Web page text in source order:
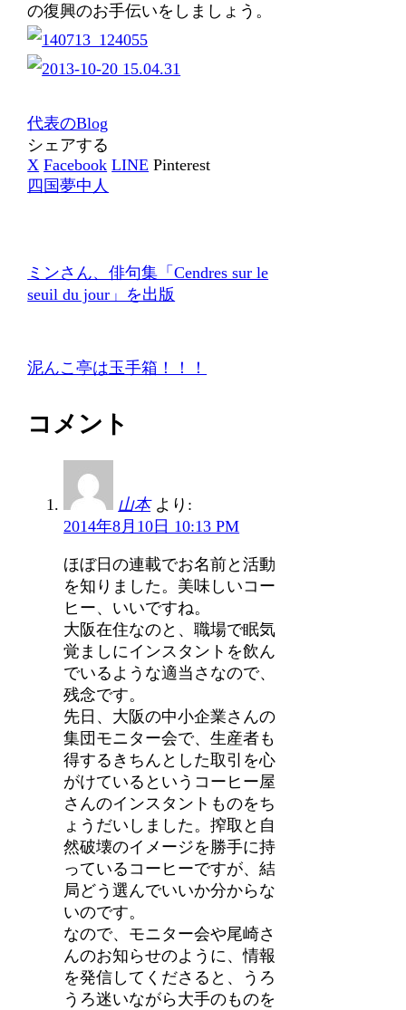
の復興のお手伝いをしましょう。
代表のBlog
シェアする
X Facebook LINE Pinterest
四国夢中人
ミンさん、俳句集「Cendres sur le
seuil du jour」を出版
泥んこ亭は玉手箱！！！
コメント
山本 より:
2014年8月10日 10:13 PM
ほぼ日の連載でお名前と活動
を知りました。美味しいコー
ヒー、いいですね。
大阪在住なのと、職場で眠気
覚ましにインスタントを飲ん
でいるような適当さなので、
残念です。
先日、大阪の中小企業さんの
集団モニター会で、生産者も
得するきちんとした取引を心
がけているというコーヒー屋
さんのインスタントものをち
ょうだいしました。搾取と自
然破壊のイメージを勝手に持
っているコーヒーですが、結
局どう選んでいいか分からな
いのです。
なので、モニター会や尾崎さ
んのお知らせのように、情報
を発信してくださると、うろ
うろ迷いながら大手のものを